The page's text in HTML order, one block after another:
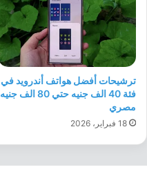
ترشيحات أفضل هواتف أندرويد في
فئة 40 الف جنيه حتي 80 الف جنيه
مصري
18 فبراير، 2026